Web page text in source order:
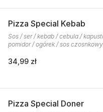
Pizza Special Kebab
Sos / ser / kebab / cebula /
pomidor / ogórek / sos
34,99 zł
Pizza Special Doner